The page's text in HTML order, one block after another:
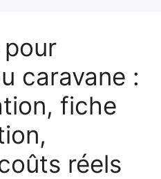
caravane :
fiche
réels